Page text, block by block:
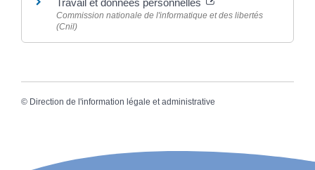
Commission nationale de l'informatique et des libertés
(Cnil)
© Direction de l'information légale et administrative